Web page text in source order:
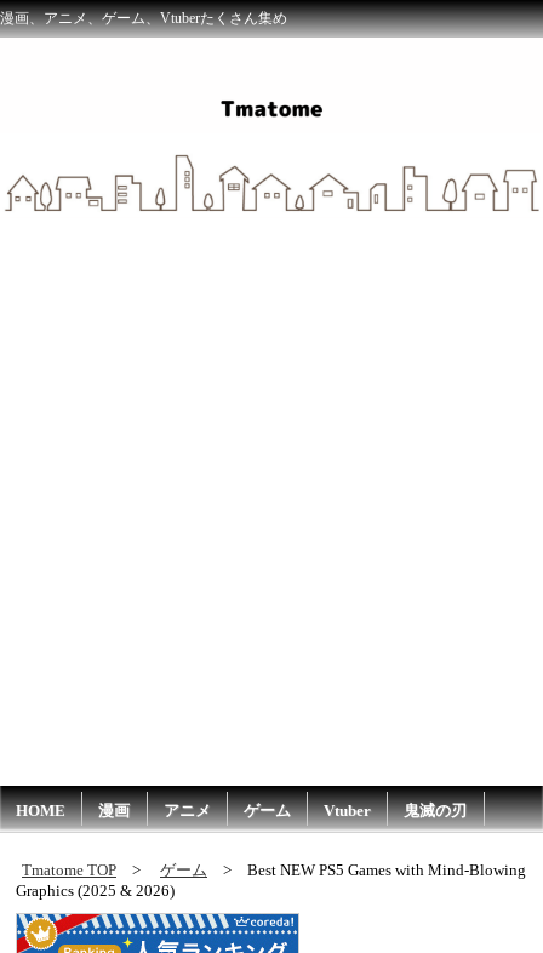
漫画、アニメ、ゲーム、Vtuberたくさん集め
HOME 漫画 アニメ ゲーム Vtuber 鬼滅の刃
Tmatome TOP ゲーム
Best NEW PS5 Games with Mind-Blowing
Graphics (2025 & 2026)